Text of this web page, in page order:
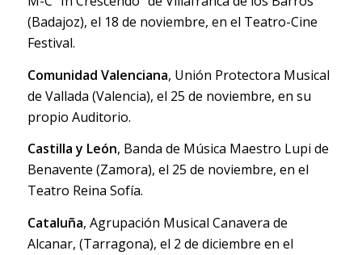
(Badajoz), el 18 de noviembre, en el Teatro-Cine
Festival.
Comunidad Valenciana, Unión Protectora Musical
de Vallada (Valencia), el 25 de noviembre, en su
propio Auditorio.
Castilla y León, Banda de Música Maestro Lupi de
Benavente (Zamora), el 25 de noviembre, en el
Teatro Reina Sofía.
Cataluña, Agrupación Musical Canavera de
Alcanar, (Tarragona), el 2 de diciembre en el